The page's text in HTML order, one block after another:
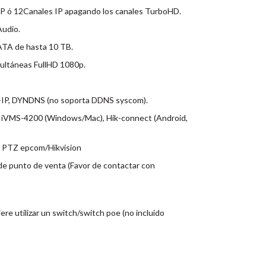
ó 12Canales IP apagando los canales TurboHD.
de hasta 10 TB.
FullHD 1080p.
DYNDNS (no soporta DDNS syscom).
4200 (Windows/Mac), Hik-connect (Android,
PTZ epcom/Hikvision
punto de venta (Favor de contactar con
utilizar un switch/switch poe (no incluido